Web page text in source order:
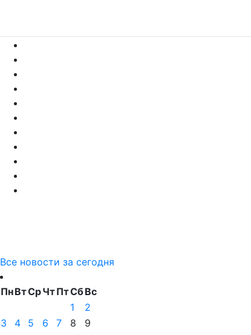
Все новости за сегодня
ПнВтСрЧтПтСбВс
1
2
3
4 5 6 7 8
9